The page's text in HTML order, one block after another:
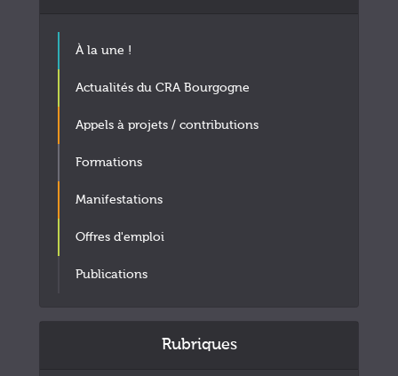
À la une !
Actualités du CRA Bourgogne
Appels à projets / contributions
Formations
Manifestations
Offres d'emploi
Publications
Rubriques